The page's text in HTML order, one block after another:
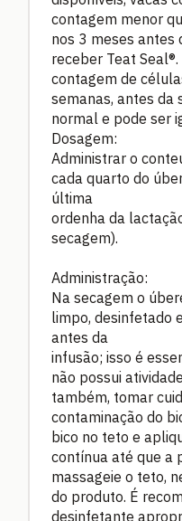
contagem menor
nos 3 meses antes
receber Teat
contagem de
semanas, antes da
normal e pode ser
Dosagem:
Administrar o
cada quarto do
última
ordenha da
secagem).
Administração:
Na secagem o
limpo, desinfetado
antes da
infusão; isso é
não possui
também, tomar
contaminação do
bico no teto e
contínua até que a
massageie o teto,
do produto. É
desinfetante